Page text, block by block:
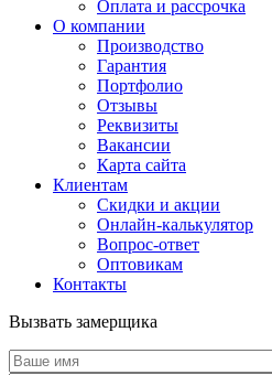
Оплата и рассрочка
О компании
Производство
Гарантия
Портфолио
Отзывы
Реквизиты
Вакансии
Карта сайта
Клиентам
Скидки и акции
Онлайн-калькулятор
Вопрос-ответ
Оптовикам
Контакты
Вызвать замерщика